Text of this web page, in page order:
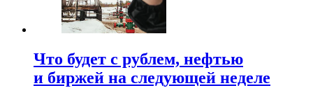
Что будет с рублем, нефтью
и биржей на следующей неделе